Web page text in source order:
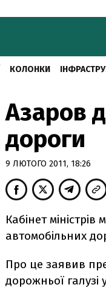
КОЛОНКИ
Азаров
дороги
9 ЛЮТОГО 2011, 18:26
Кабінет
автомобільних
Про це заявив
дорожньої галузі